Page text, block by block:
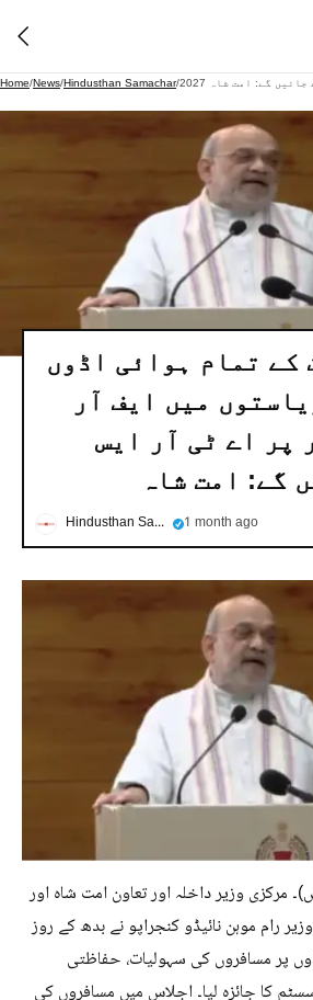
Home/News/Hindusthan Samachar/
ملک کے تمام ہوائی اڈوں
میں ایف آر
پر اے ٹی آر ایس
گے: امت شاہ
Hindusthan Samachar 1 month ago
(ہ س)۔ مرکزی وزیر داخلہ اور تعاون امت شاہ اور
رام موہن نائیڈو کنجراپو نے بدھ کے روز
پر مسافروں کی سہولیات، حفاظتی
کا جائزہ لیا۔ اجلاس میں مسافروں کی